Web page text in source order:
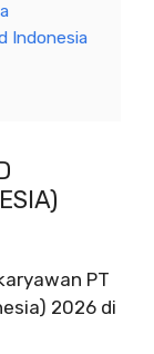
Indonesia
PT
2026 di